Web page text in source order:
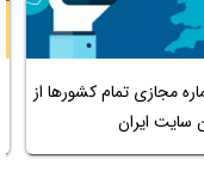
مجازی تمام کشورها از
سایت ایران